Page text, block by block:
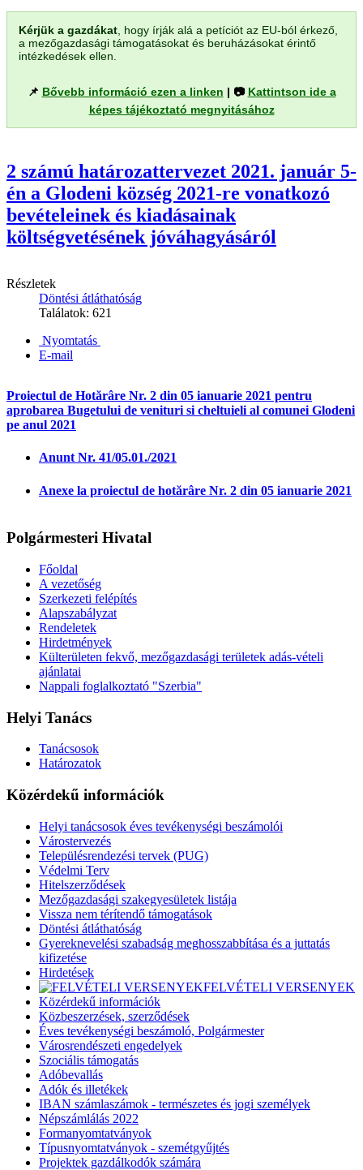
Kérjük a gazdákat , hogy írják alá a petíciót az EU-ból érkező,
a mezőgazdasági támogatásokat és beruházásokat érintő
intézkedések ellen.
📌 Bővebb információ ezen a linken | 📷 Kattintson ide a
képes tájékoztató megnyitásához
2 számú határozattervezet 2021. január 5-
én a Glodeni község 2021-re vonatkozó
bevételeinek és kiadásainak
költségvetésének jóváhagyásáról
Részletek
Döntési átláthatóság
Találatok: 621
Nyomtatás
E-mail
Proiectul de Hotărâre Nr. 2 din 05 ianuarie 2021 pentru
aprobarea Bugetului de venituri si cheltuieli al comunei Glodeni
pe anul 2021
Anunt Nr. 41/05.01./2021
Anexe la proiectul de hotărâre Nr. 2 din 05 ianuarie 2021
Polgármesteri Hivatal
Főoldal
A vezetőség
Szerkezeti felépítés
Alapszabályzat
Rendeletek
Hirdetmények
Külterületen fekvő, mezőgazdasági területek adás-vételi
ajánlatai
Nappali foglalkoztató "Szerbia"
Helyi Tanács
Tanácsosok
Határozatok
Közérdekű információk
Helyi tanácsosok éves tevékenységi beszámolói
Várostervezés
Településrendezési tervek (PUG)
Védelmi Terv
Hitelszerződések
Mezőgazdasági szakegyesületek listája
Vissza nem térítendő támogatások
Döntési átláthatóság
Gyereknevelési szabadság meghosszabbítása és a juttatás
kifizetése
Hirdetések
FELVÉTELI VERSENYEK
Közérdekű információk
Közbeszerzések, szerződések
Éves tevékenységi beszámoló, Polgármester
Városrendészeti engedelyek
Szociális támogatás
Adóbevallás
Adók és illetékek
IBAN számlaszámok - természetes és jogi személyek
Népszámlálás 2022
Formanyomtatványok
Típusnyomtatványok - szemétgyűjtés
Projektek gazdálkodók számára